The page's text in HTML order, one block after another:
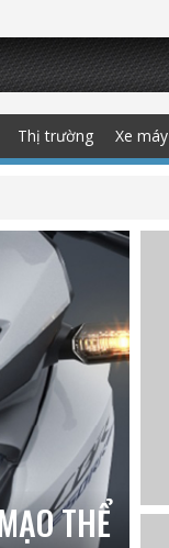
Thị trường Xe máy
THỂ